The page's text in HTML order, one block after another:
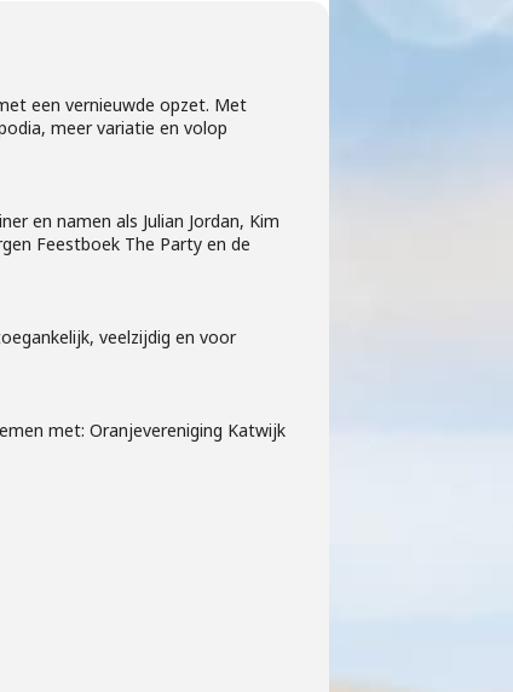
een vernieuwde opzet. Met
meer variatie en volop
en namen als Julian Jordan, Kim
Feestboek The Party en de
veelzijdig en voor
met: Oranjevereniging Katwijk